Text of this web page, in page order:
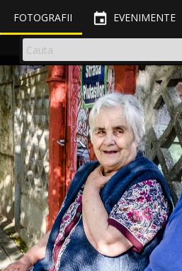
FOTOGRAFII  EVENIMENTE